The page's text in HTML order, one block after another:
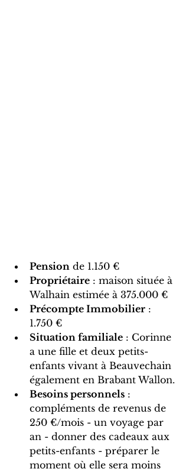
Pension de 1.150 €
Propriétaire : maison située à
Walhain estimée à 375.000 €
Précompte Immobilier :
1.750 €
Situation familiale : Corinne
a une fille et deux petits-
enfants vivant à Beauvechain
également en Brabant Wallon.
Besoins personnels :
compléments de revenus de
250 €/mois - un voyage par
an - donner des cadeaux aux
petits-enfants - préparer le
moment où elle sera moins